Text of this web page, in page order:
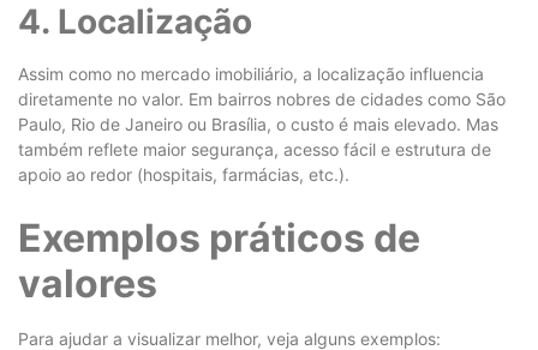
4. Localização
Assim como no mercado imobiliário, a localização influencia
diretamente no valor. Em bairros nobres de cidades como São
Paulo, Rio de Janeiro ou Brasília, o custo é mais elevado. Mas
também reflete maior segurança, acesso fácil e estrutura de
apoio ao redor (hospitais, farmácias, etc.).
Exemplos práticos de
valores
Para ajudar a visualizar melhor, veja alguns exemplos: